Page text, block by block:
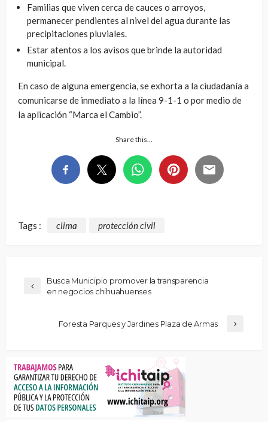
Familias que viven cerca de cauces o arroyos,
permanecer pendientes al nivel del agua durante las
precipitaciones pluviales.
Estar atentos a los avisos que brinde la autoridad
municipal.
En caso de alguna emergencia, se exhorta a la ciudadanía a
comunicarse de inmediato a la línea 9-1-1 o por medio de
la aplicación “Marca el Cambio”.
Share this…
Tags : clima protección civil
Busca Municipio promover la transparencia
en negocios chihuahuenses
Foresta Parques y Jardines Plaza de Armas